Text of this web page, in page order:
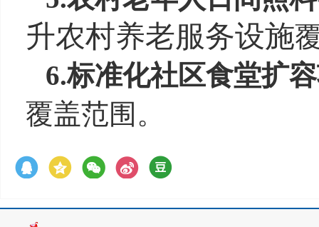
升农村养老服务设施
6.标准化社区食堂扩
覆盖范围。